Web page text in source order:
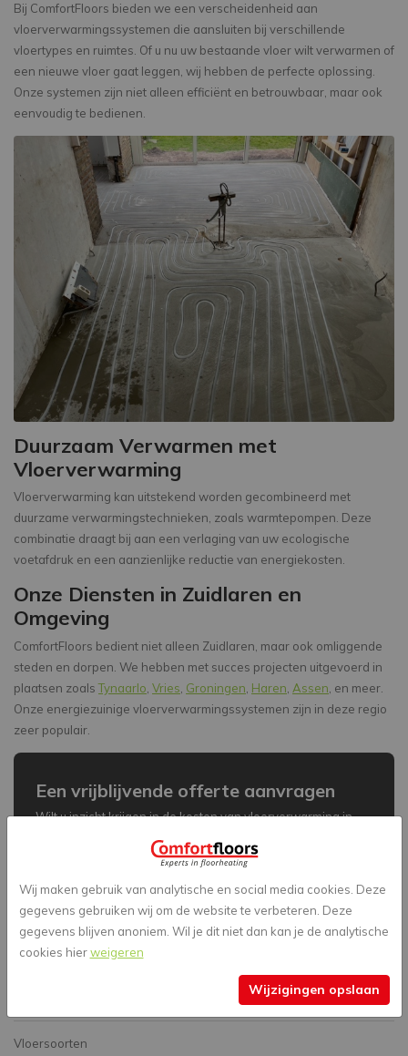
Bij ComfortFloors bieden we een verscheidenheid aan
vloerverwarmingssystemen die aansluiten bij verschillende
vloertypes en ruimtes. Of u nu uw bestaande vloer wilt verwarmen of
een nieuwe vloer gaat leggen, wij hebben de perfecte oplossing.
Onze systemen zijn niet alleen efficiënt en betrouwbaar, maar ook
eenvoudig te bedienen.
Duurzaam Verwarmen met
Vloerverwarming
Vloerverwarming kan uitstekend worden gecombineerd met
duurzame verwarmingstechnieken, zoals warmtepompen. Deze
combinatie draagt bij aan een verlaging van uw ecologische
voetafdruk en een aanzienlijke reductie van energiekosten.
Onze Diensten in Zuidlaren en
Omgeving
ComfortFloors bedient niet alleen Zuidlaren, maar ook omliggende
steden en dorpen. We hebben met succes projecten uitgevoerd in
plaatsen zoalsTynaarlo Vries Groningen Haren Assen , en meer.
Onze energiezuinige vloerverwarmingssystemen zijn in deze regio
zeer populair.
Een vrijblijvende offerte aanvragen
Wilt u inzicht krijgen in de kosten van vloerverwarming in
Zuidlaren en omstreken? Vraag dan vrijblijvend een offerte
aan via onze website. Door enkele vragen te
ComfortFloors staat voor u klaar om u te voorzien van de
beste vloerverwarmingoplossingen.
Offerte aanvragen
Vloersoorten
Wij maken gebruik van analytische en social media cookies. Deze
gegevens gebruiken wij om de website te verbeteren. Deze
gegevens blijven anoniem. Wil je dit niet dan kan je de analytische
cookies hierweigeren
Wijzigingen opslaan